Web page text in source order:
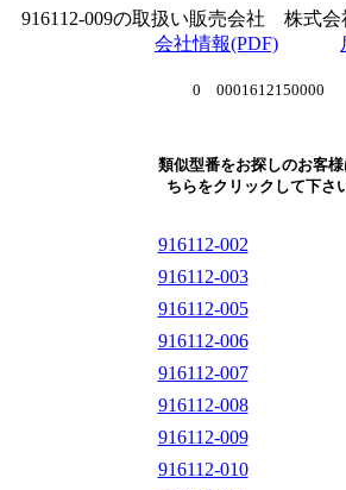
916112-009の取扱い販売会社 株式
会社情報(PDF)
0 0001612150000
類似型番をお探しのお客様
ちらをクリックして下さい
916112-002
916112-003
916112-005
916112-006
916112-007
916112-008
916112-009
916112-010